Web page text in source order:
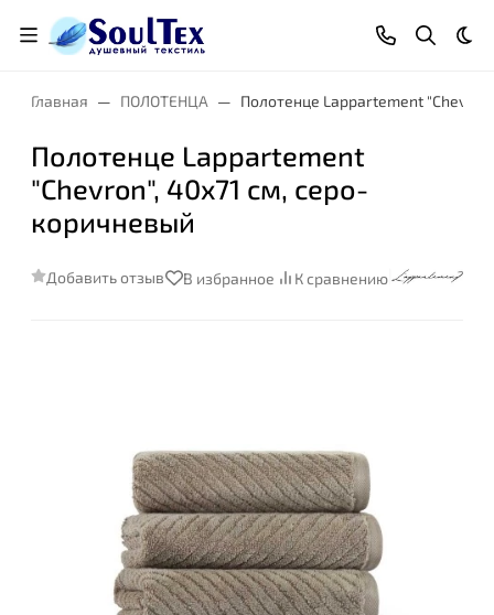
Главная ПОЛОТЕНЦА Полотенце Lappartement
Полотенце Lappartement
"Chevron", 40x71 см, серо-
коричневый
Добавить отзыв В избранное К сравнению